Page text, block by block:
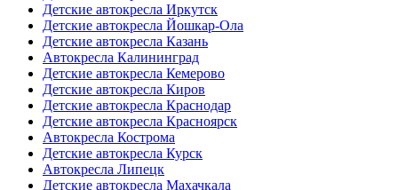
Детские автокресла Иркутск
Детские автокресла Йошкар-Ола
Детские автокресла Казань
Автокресла Калининград
Детские автокресла Кемерово
Детские автокресла Киров
Детские автокресла Краснодар
Детские автокресла Красноярск
Автокресла Кострома
Детские автокресла Курск
Автокресла Липецк
Детские автокресла Махачкала